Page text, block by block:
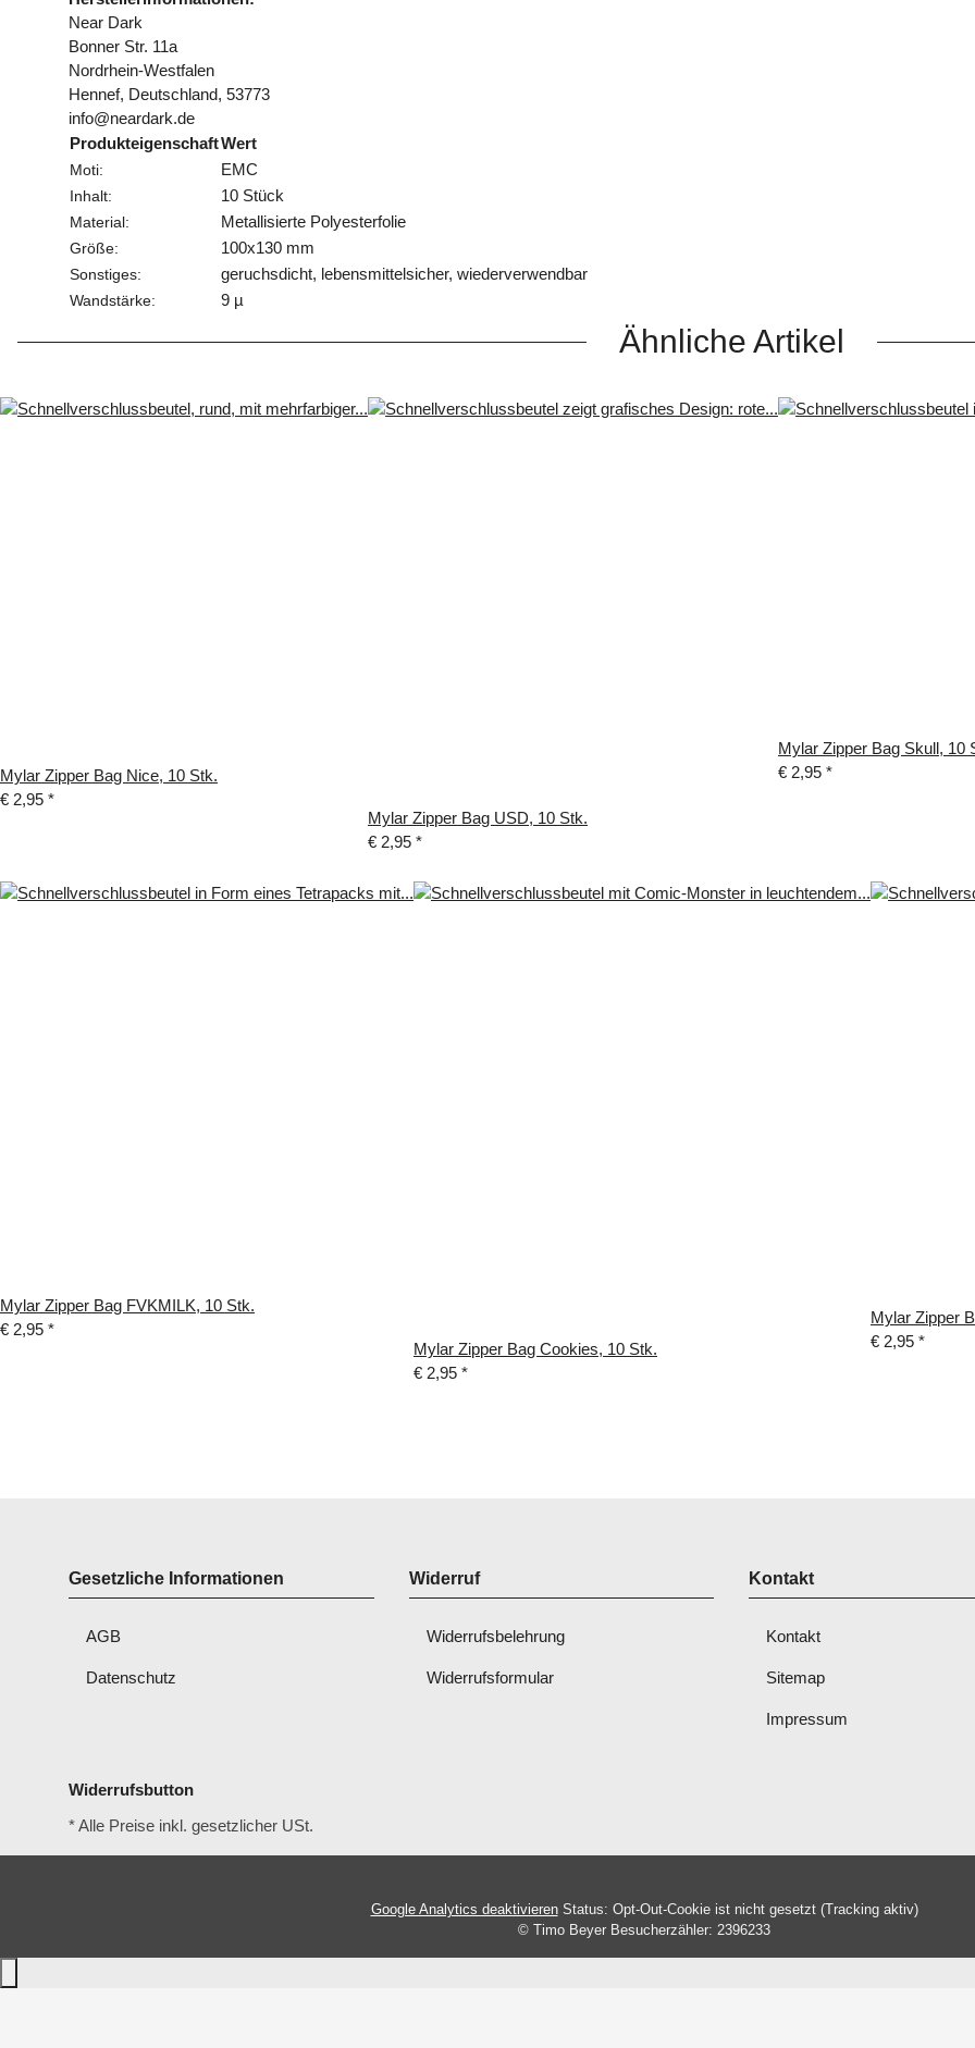
Near Dark
Bonner Str. 11a
Nordrhein-Westfalen
Hennef, Deutschland, 53773
info@neardark.de
ProdukteigenschaftWert
Moti: EMC
Inhalt: 10 Stück
Material: Metallisierte Polyesterfolie
Größe: 100x130 mm
Sonstiges: geruchsdicht, lebensmittelsicher, wiederverwendbar
Wandstärke: 9 µ
Ähnliche Artikel
Mylar Zipper Bag Nice, 10 Stk.
€ 2,95 *
Mylar Zipper Bag USD, 10 Stk.
€ 2,95 *
Mylar Zipper Bag Skull, 10
€ 2,95 *
Mylar Zipper Bag FVKMILK, 10 Stk.
€ 2,95 *
Mylar Zipper Bag Cookies, 10 Stk.
€ 2,95 *
Mylar Zipper
€ 2,95 *
Gesetzliche Informationen
AGB
Datenschutz
Widerruf
Widerrufsbelehrung
Widerrufsformular
Kontakt
Kontakt
Sitemap
Impressum
Widerrufsbutton
* Alle Preise inkl. gesetzlicher USt.
Google Analytics deaktivieren Status: Opt-Out-Cookie ist nicht gesetzt (Tracking aktiv)
© Timo Beyer Besucherzähler: 2396233